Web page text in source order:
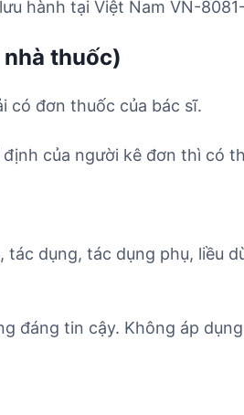
hành tại Việt Nam VN-
thuốc)
có đơn thuốc của bác sĩ.
của người kê đơn thì có
dụng, tác dụng phụ, liều
đáng tin cậy. Không áp